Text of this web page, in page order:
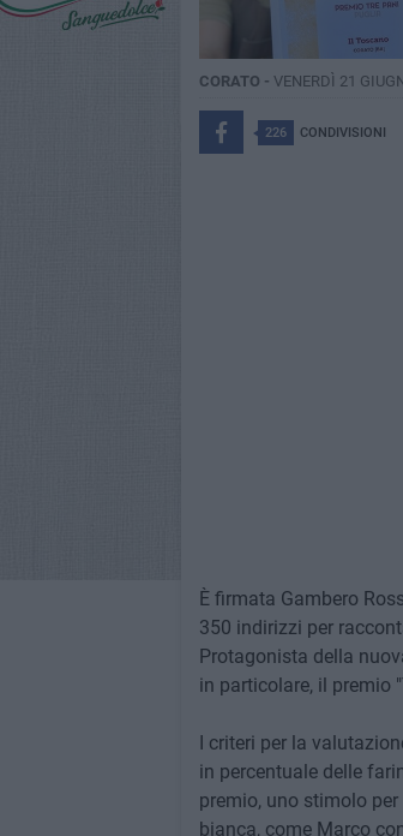
CORATO - VENERDÌ 21
226 CONDIVISIONI
È firmata Gambero
350 indirizzi per
Protagonista della
in particolare, il premio
I criteri per la
in percentuale delle
premio, uno stimolo
bianca, come Marco